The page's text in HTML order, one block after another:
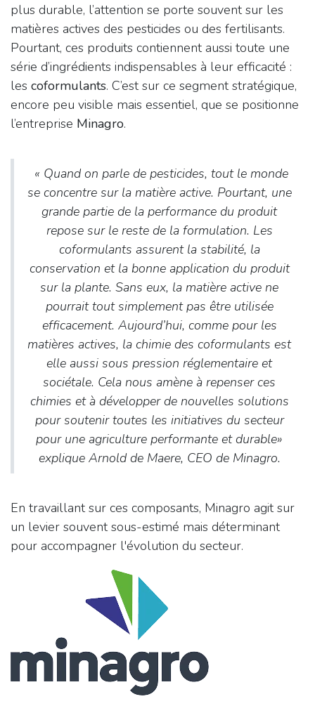
plus durable, l’attention se porte souvent sur les
matières actives des pesticides ou des fertilisants.
Pourtant, ces produits contiennent aussi toute une
série d’ingrédients indispensables à leur efficacité :
les coformulants. C’est sur ce segment stratégique,
encore peu visible mais essentiel, que se positionne
l’entreprise Minagro.
« Quand on parle de pesticides, tout le monde
se concentre sur la matière active. Pourtant, une
grande partie de la performance du produit
repose sur le reste de la formulation. Les
coformulants assurent la stabilité, la
conservation et la bonne application du produit
sur la plante. Sans eux, la matière active ne
pourrait tout simplement pas être utilisée
efficacement. Aujourd’hui, comme pour les
matières actives, la chimie des coformulants est
elle aussi sous pression réglementaire et
sociétale. Cela nous amène à repenser ces
chimies et à développer de nouvelles solutions
pour soutenir toutes les initiatives du secteur
pour une agriculture performante et durable»
explique Arnold de Maere, CEO de Minagro.
En travaillant sur ces composants, Minagro agit sur
un levier souvent sous-estimé mais déterminant
pour accompagner l'évolution du secteur.